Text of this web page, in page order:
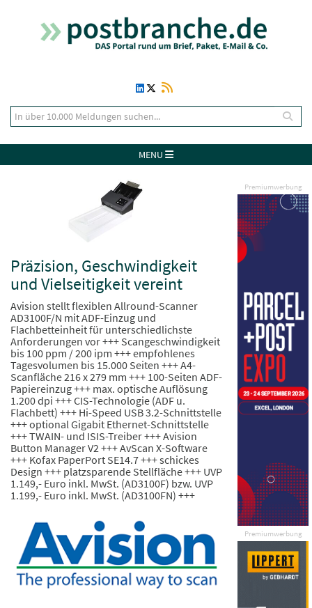
MENU
Premiumwerbung
Premiumwerbung
Präzision, Geschwindigkeit
und Vielseitigkeit vereint
Avision stellt flexiblen Allround-Scanner
AD3100F/N mit ADF-Einzug und
Flachbetteinheit für unterschiedlichste
Anforderungen vor +++ Scangeschwindigkeit
bis 100 ppm / 200 ipm +++ empfohlenes
Tagesvolumen bis 15.000 Seiten +++ A4-
Scanfläche 216 x 279 mm +++ 100-Seiten ADF-
Papiereinzug +++ max. optische Auflösung
1.200 dpi +++ CIS-Technologie (ADF u.
Flachbett) +++ Hi-Speed USB 3.2-Schnittstelle
+++ optional Gigabit Ethernet-Schnittstelle
+++ TWAIN- und ISIS-Treiber +++ Avision
Button Manager V2 +++ AvScan X-Software
+++ Kofax PaperPort SE14.7 +++ schickes
Design +++ platzsparende Stellfläche +++ UVP
1.149,- Euro inkl. MwSt. (AD3100F) bzw. UVP
1.199,- Euro inkl. MwSt. (AD3100FN) +++